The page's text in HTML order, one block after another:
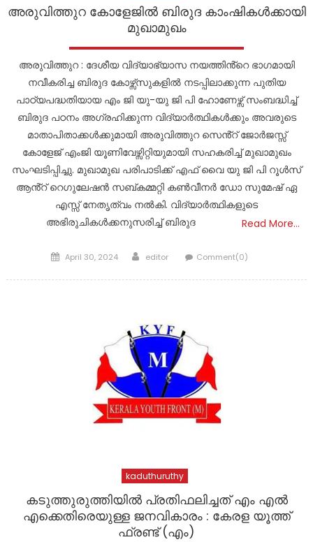
അരുവിത്തുറ കോളേജിൽ ബിരുദ കാംഷികൾക്കായി
മുഖാമുഖം
അരുവിത്തുറ : ദേശീയ വിദ്യാഭ്യാസ നയത്തിൻ്റെ ഭാഗമായി
നവീകരിച്ച ബിരുദ കോഴ്സ്സുകളിൽ നടപ്പിലാക്കുന്ന പുതിയ
പാഠ്യപദ്ധതിയായ എം ജി യു-യു ജി പി ഹോണേഴ്സ് സംബദ്ധിച്ച്
ബിരുദ പഠനം അഗ്രഹിക്കുന്ന വിദ്യാർത്ഥികൾക്കും അവരുടെ
മാതാപിതാക്കൾക്കുമായി അരുവിത്തുറ സെൻ്റ് ജോർജസ്സ്
കോളേജ് എംജി യൂണിവേഴ്സിറ്റിയുമായി സഹകരിച്ച് മുഖാമുഖം
സംഘടിപ്പിച്ചു. മുഖാമുഖ പരിപാടിക്ക് എഫ് വൈ യു ജി പി റൂൾസ്
ആൻ്റ് റെഗുലേഷൻ സബ്കമ്മറ്റി കൺവീനർ ഡോ സുമേഷ് ഏ
എസ്സ് നേതൃത്വം നൽകി. വിദ്യാർത്ഥികളുടെ
അഭിരുചികൾക്കനുസരിച്ച് ബിരുദ
Read More…
Posted
April 30, 2024 Author
editor Comment(0)
kaduthuruthy
കടുത്തുരുത്തിയിൽ പ്രതിഫലിച്ചത് എം എൽ
എക്കെതിരെയുള്ള ജനവികാരം : കേരള യൂത്ത്
ഫ്രണ്ട് (എം)